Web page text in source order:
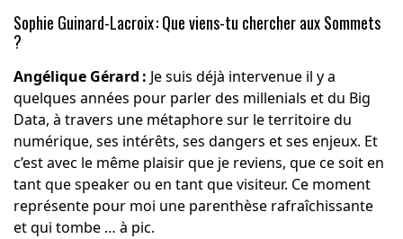
Sophie Guinard-Lacroix : Que viens-tu chercher aux Sommets
?
Angélique Gérard : Je suis déjà intervenue il y a
quelques années pour parler des millenials et du Big
Data, à travers une métaphore sur le territoire du
numérique, ses intérêts, ses dangers et ses enjeux. Et
c’est avec le même plaisir que je reviens, que ce soit en
tant que speaker ou en tant que visiteur. Ce moment
représente pour moi une parenthèse rafraîchissante
et qui tombe … à pic.